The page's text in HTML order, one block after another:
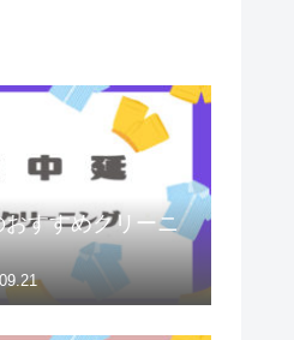
すすめクリーニ